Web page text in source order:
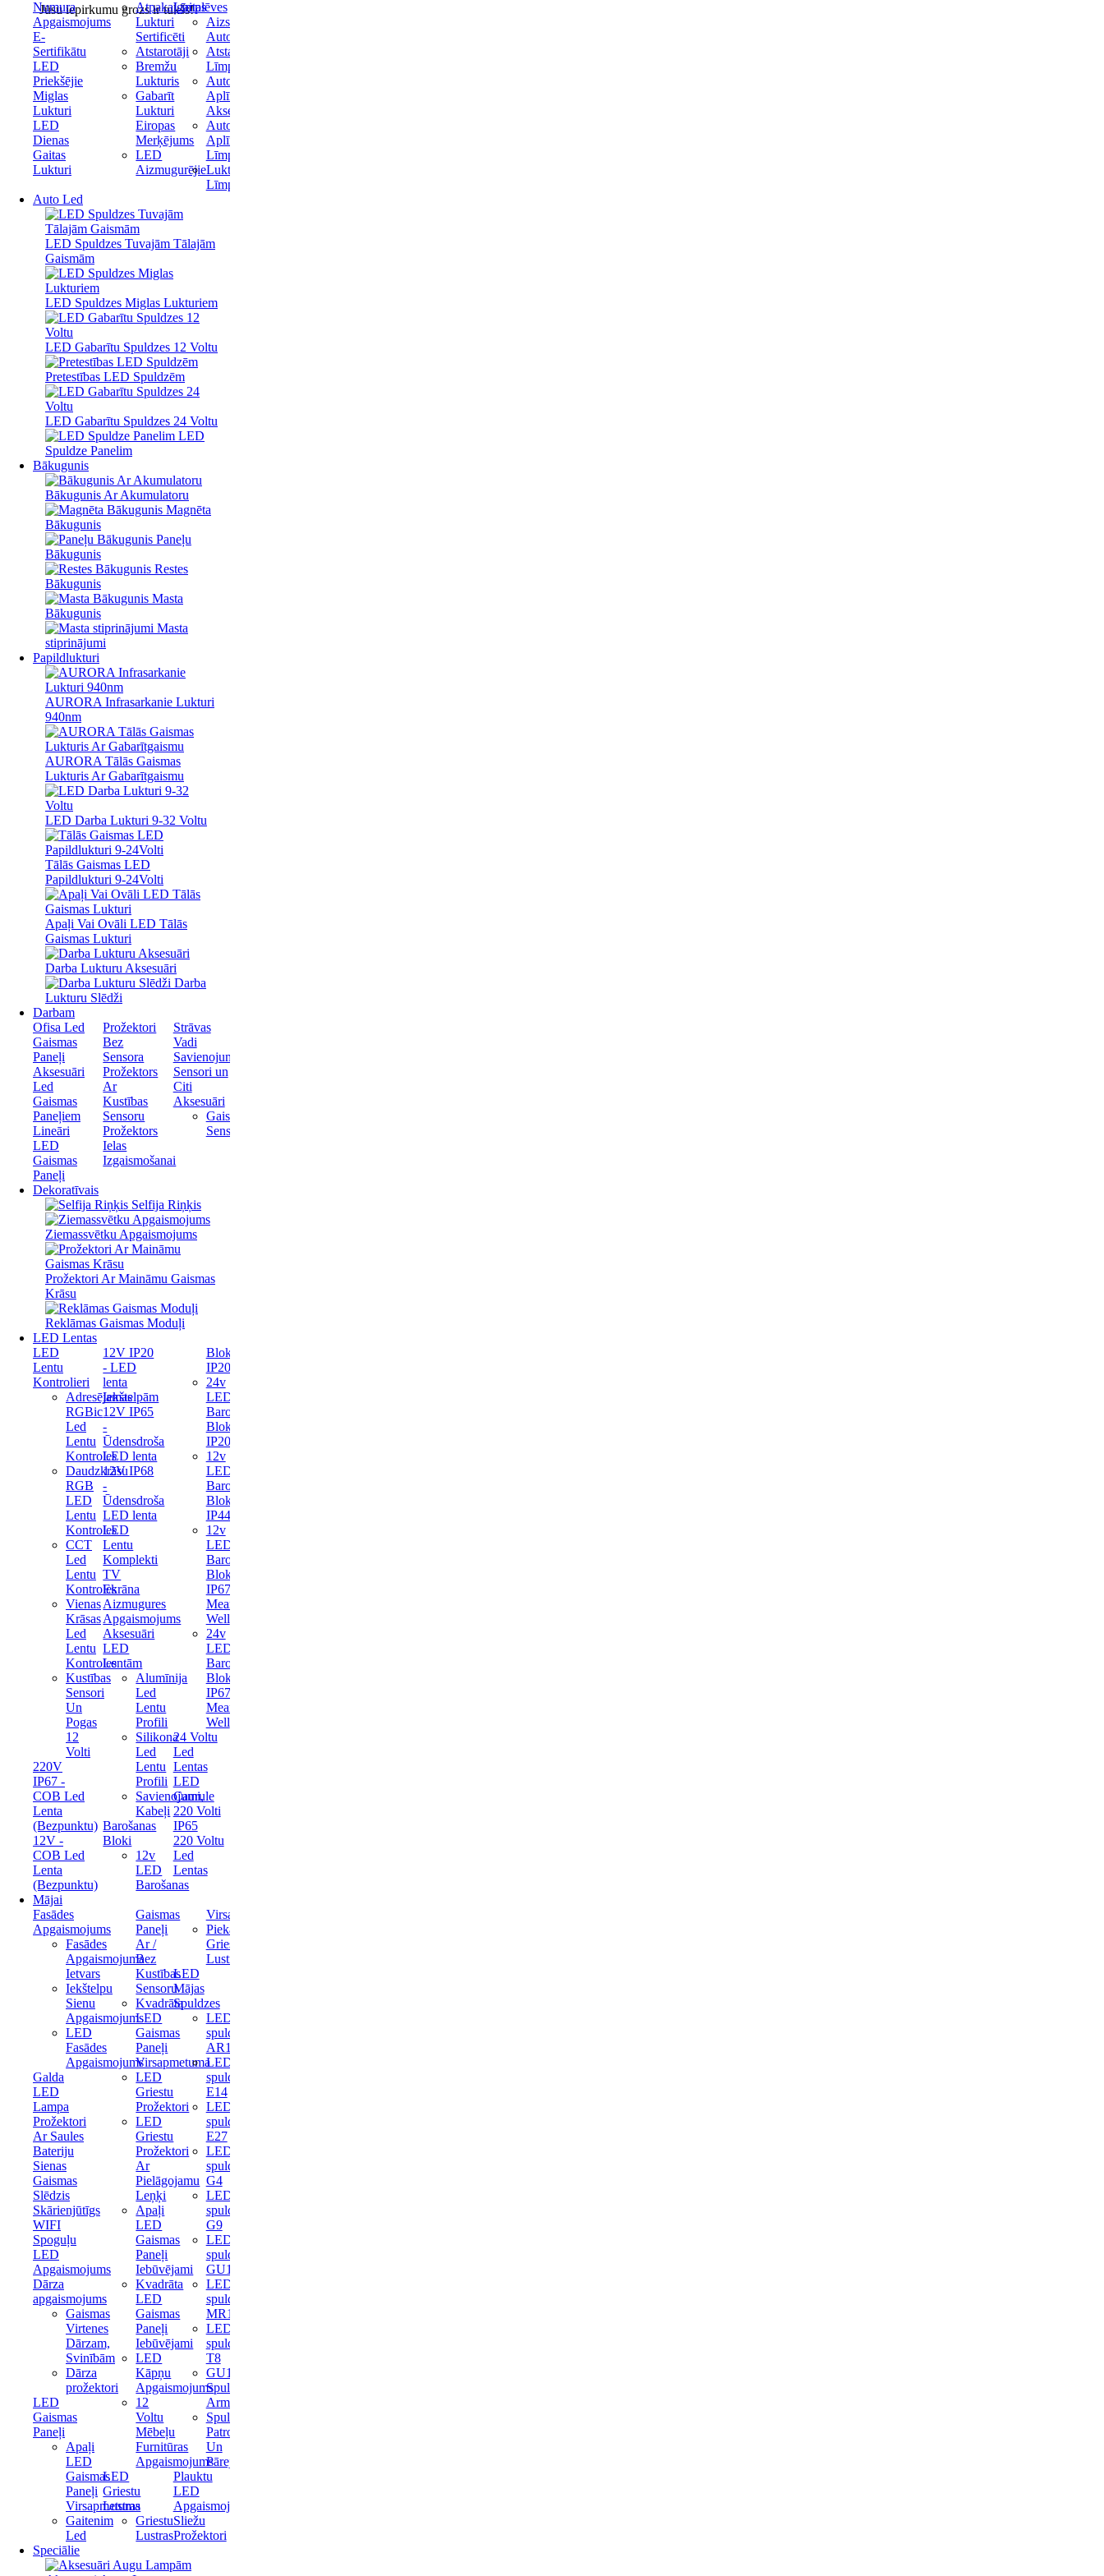
Numura
Apgaismojums
E-
Sertifikātu
LED
Priekšējie
Miglas
Lukturi
LED
Dienas
Gaitas
Lukturi
Atpakaļgaitas
Lukturi
Sertificēti
Atstarotāji
Bremžu
Lukturis
Gabarīt
Lukturi
Eiropas
Merķējums
LED
Aizmugurējie
Līmplēves
Aizsargplēve
Automašīnai
Atstarojošas
Līmplēves
Auto
Aplīmēšanas
Aksesuāri
Auto
Aplīmēšanas
Līmplēve
Lukturu
Līmplēve
Auto Led
LED Spuldzes Tuvajām Tālajām
Gaismām
LED Spuldzes Miglas Lukturiem
LED Gabarītu Spuldzes 12 Voltu
Pretestības LED Spuldzēm
LED Gabarītu Spuldzes 24 Voltu
LED
Spuldze Panelim
Bākugunis
Bākugunis Ar Akumulatoru
Magnēta
Bākugunis
Paneļu
Bākugunis
Restes
Bākugunis
Masta
Bākugunis
Masta
stiprinājumi
Papildlukturi
AURORA Infrasarkanie Lukturi
940nm
AURORA Tālās Gaismas
Lukturis Ar Gabarītgaismu
LED Darba Lukturi 9-32 Voltu
Tālās Gaismas LED
Papildlukturi 9-24Volti
Apaļi Vai Ovāli LED Tālās
Gaismas Lukturi
Darba Lukturu Aksesuāri
Darba
Lukturu Slēdži
Darbam
Ofisa Led
Gaismas
Paneļi
Aksesuāri
Led
Gaismas
Paneļiem
Lineāri
LED
Gaismas
Paneļi
Prožektori
Bez
Sensora
Prožektors
Ar
Kustības
Sensoru
Prožektors
Ielas
Izgaismošanai
Strāvas
Vadi
Savienojumi
Sensori un
Citi
Aksesuāri
Gaismas
Sensori
Dekoratīvais
Selfija Riņķis
Ziemassvētku Apgaismojums
Prožektori Ar Maināmu Gaismas
Krāsu
Reklāmas Gaismas Moduļi
LED Lentas
LED
Lentu
Kontrolieri
Adresējamas
RGBic
Led
Lentu
Kontroles
Daudzkrāsu
RGB
LED
Lentu
Kontroles
CCT
Led
Lentu
Kontroles
Vienas
Krāsas
Led
Lentu
Kontroles
Kustības
Sensori
Un
Pogas
12
Volti
220V
IP67 -
COB Led
Lenta
(Bezpunktu)
12V -
COB Led
Lenta
(Bezpunktu)
12V IP20
- LED
lenta
Iekštelpām
12V IP65
-
Ūdensdroša
LED lenta
12V IP68
-
Ūdensdroša
LED lenta
LED
Lentu
Komplekti
TV
Ekrāna
Aizmugures
Apgaismojums
Aksesuāri
LED
Lentām
Alumīnija
Led
Lentu
Profili
Silikona
Led
Lentu
Profili
Savienojumi,
Kabeļi
Barošanas
Bloki
12v
LED
Barošanas
Bloks
IP20
24v
LED
Barošanas
Bloks
IP20
12v
LED
Barošanas
Bloks
IP44
12v
LED
Barošanas
Bloks
IP67
Mean
Well
24v
LED
Barošanas
Bloks
IP67
Mean
Well
24 Voltu
Led
Lentas
LED
Caurule
220 Volti
IP65
220 Voltu
Led
Lentas
Mājai
Fasādes
Apgaismojums
Fasādes
Apgaismojuma
Ietvars
Iekštelpu
Sienu
Apgaismojums
LED
Fasādes
Apgaismojums
Galda
LED
Lampa
Prožektori
Ar Saules
Bateriju
Sienas
Gaismas
Slēdzis
Skārienjūtīgs
WIFI
Spoguļu
LED
Apgaismojums
Dārza
apgaismojums
Gaismas
Virtenes
Dārzam,
Svinībām
Dārza
prožektori
LED
Gaismas
Paneļi
Apaļi
LED
Gaismas
Paneļi
Virsapmetuma
Gaitenim
Led
Gaismas
Paneļi
Ar /
Bez
Kustības
Sensoru
Kvadrāta
LED
Gaismas
Paneļi
Virsapmetuma
LED
Griestu
Prožektori
LED
Griestu
Prožektori
Ar
Pielāgojamu
Leņķi
Apaļi
LED
Gaismas
Paneļi
Iebūvējami
Kvadrāta
LED
Gaismas
Paneļi
Iebūvējami
LED
Kāpņu
Apgaismojums
12
Voltu
Mēbeļu
Furnitūras
Apgaismojums
LED
Griestu
Lustras
Griestu
Lustras
Virsapmetuma
Piekaramas
Griestu
Lustras
LED
Mājas
Spuldzes
LED
spuldze
AR111
LED
spuldze
E14
LED
spuldze
E27
LED
spuldze
G4
LED
spuldze
G9
LED
spuldze
GU10
LED
spuldze
MR16
LED
spuldze
T8
GU10
Spuldžu
Armatūras
Spuldžu
Patronas
Un
Pārejas
Plauktu
LED
Apgaismojums
Sliežu
Prožektori
Speciālie
Jūsu iepirkumu grozs ir tukšs!